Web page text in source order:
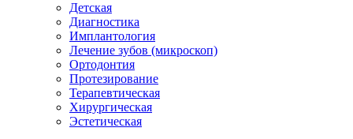
Детская
Диагностика
Имплантология
Лечение зубов (микроскоп)
Ортодонтия
Протезирование
Терапевтическая
Хирургическая
Эстетическая